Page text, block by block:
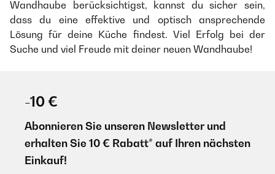
Wandhaube berücksichtigst, kannst du sicher sein,
dass du eine effektive und optisch ansprechende
Lösung für deine Küche findest. Viel Erfolg bei der
Suche und viel Freude mit deiner neuen Wandhaube!
-10 €
Abonnieren Sie unseren Newsletter und
erhalten Sie 10 € Rabatt* auf Ihren nächsten
Einkauf!